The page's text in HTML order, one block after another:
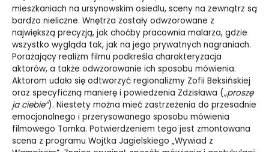
mieszkaniach na ursynowskim osiedlu, sceny na zewnątrz są
bardzo nieliczne. Wnętrza zostały odwzorowane z
największą precyzją, jak choćby pracownia malarza, gdzie
wszystko wygląda tak, jak na jego prywatnych nagraniach.
Porażający realizm filmu podkreśla charakteryzacja
aktorów, a także odwzorowanie ich sposobu mówienia.
Aktorom udało się odtworzyć regionalizmy Zofii Beksińskiej
oraz specyficzną manierę i powiedzenia Zdzisława („proszę
ja ciebie”). Niestety można mieć zastrzeżenia do przesadnie
emocjonalnego i przerysowanego sposobu mówienia
filmowego Tomka. Potwierdzeniem tego jest zmontowana
scena z programu Wojtka Jagielskiego „Wywiad z